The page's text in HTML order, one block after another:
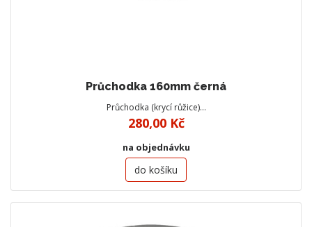
Průchodka 160mm černá
Průchodka (krycí růžice)…
280,00 Kč
na objednávku
do košíku